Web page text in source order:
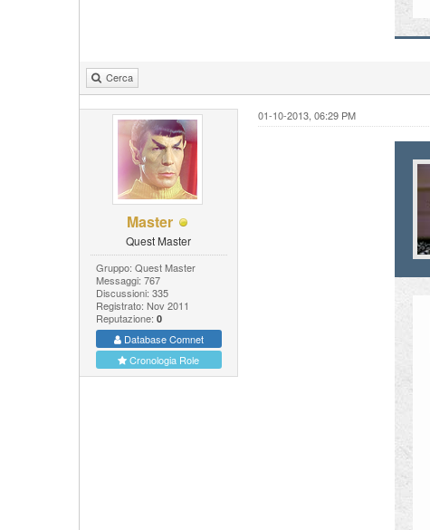
Cerca
Master
Quest Master
Gruppo: Quest Master
Messaggi: 767
Discussioni: 335
Registrato: Nov 2011
Reputazione: 0
Database Comnet
Cronologia Role
01-10-2013, 06:29 PM